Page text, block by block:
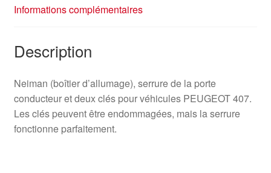
4162EQ
Informations complémentaires
Description
Neiman (boîtier d’allumage), serrure de la porte
conducteur et deux clés pour véhicules PEUGEOT 407.
Les clés peuvent être endommagées, mais la serrure
fonctionne parfaitement.